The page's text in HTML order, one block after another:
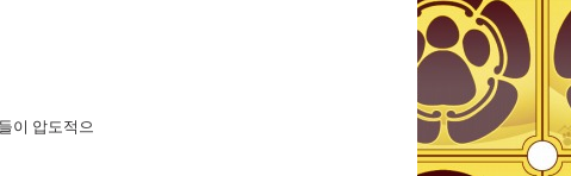
이 압도적으